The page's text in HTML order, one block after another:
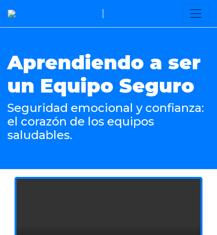
Aprendiendo a ser
un Equipo Seguro
Seguridad emocional y confianza:
el corazón de los equipos
saludables.